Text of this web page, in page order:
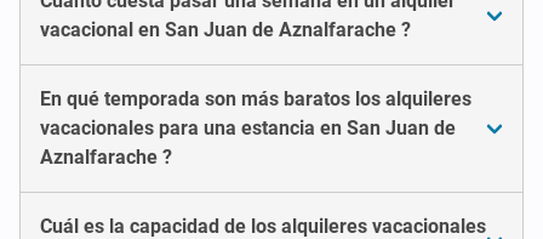
vacacional en San Juan de Aznalfarache ?
En qué temporada son más baratos los alquileres
vacacionales para una estancia en San Juan de
Aznalfarache ?
Cuál es la capacidad de los alquileres vacacionales